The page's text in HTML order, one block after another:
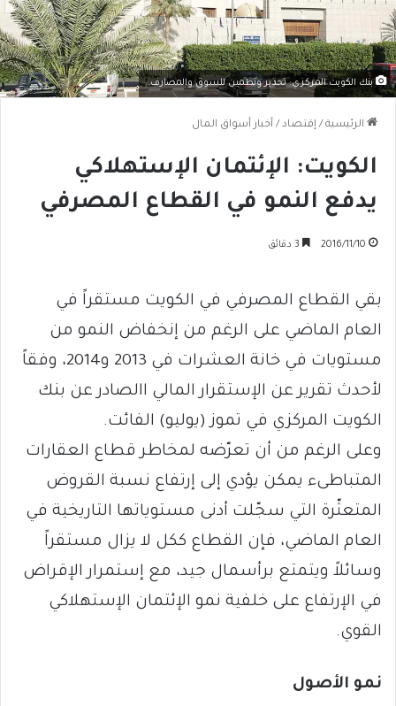
بنك الكويت المركزي: تحذير وتطمين للسوق والمصارف.
الرئيسية / إقتصاد / أخبار أسواق المال
الكويت: الإئتمان الإستهلاكي
يدفع النمو في القطاع المصرفي
2016/11/10
بقي القطاع المصرفي في الكويت مستقراً في
العام الماضي على الرغم من إنخفاض النمو من
مستويات في خانة العشرات في 2013 و2014، وفقاً
لأحدث تقرير عن الإستقرار المالي االصادر عن بنك
الكويت المركزي في تموز (يوليو) الفائت.
وعلى الرغم من أن تعرّضه لمخاطر قطاع العقارات
المتباطىء يمكن يؤدي إلى إرتفاع نسبة القروض
المتعثّرة التي سجّلت أدنى مستوياتها التاريخية في
العام الماضي، فإن القطاع ككل لا يزال مستقراً
وسائلاً ويتمتع برأسمال جيد، مع إستمرار الإقراض
في الإرتفاع على خلفية نمو الإئتمان الإستهلاكي
القوي.
نمو الأصول